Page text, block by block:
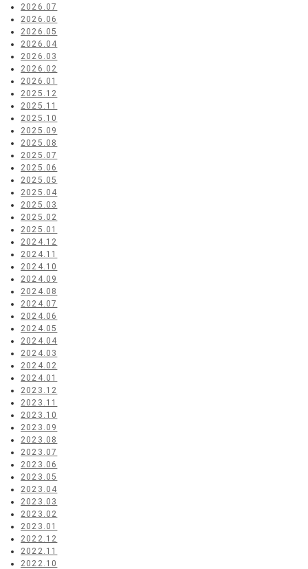
2026.07
2026.06
2026.05
2026.04
2026.03
2026.02
2026.01
2025.12
2025.11
2025.10
2025.09
2025.08
2025.07
2025.06
2025.05
2025.04
2025.03
2025.02
2025.01
2024.12
2024.11
2024.10
2024.09
2024.08
2024.07
2024.06
2024.05
2024.04
2024.03
2024.02
2024.01
2023.12
2023.11
2023.10
2023.09
2023.08
2023.07
2023.06
2023.05
2023.04
2023.03
2023.02
2023.01
2022.12
2022.11
2022.10